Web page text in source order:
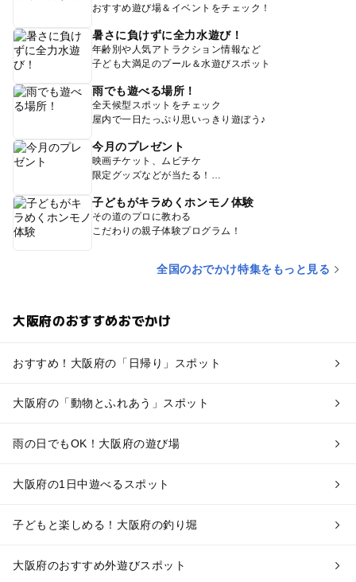
おすすめ遊び場＆イベントをチェック！
暑さに負けずに全力水遊び！
年齢別や人気アトラクション情報など
子ども大満足のプール＆水遊びスポット
雨でも遊べる場所！
全天候型スポットをチェック
屋内で一日たっぷり思いっきり遊ぼう♪
今月のプレゼント
映画チケット、ムビチケ
限定グッズなどが当たる！
子どもがキラめくホンモノ体験
その道のプロに教わる
こだわりの親子体験プログラム！
全国のおでかけ特集をもっと見る
大阪府のおすすめおでかけ
おすすめ！大阪府の「日帰り」スポット
大阪府の「動物とふれあう」スポット
雨の日でもOK！大阪府の遊び場
大阪府の1日中遊べるスポット
子どもと楽しめる！大阪府の釣り堀
大阪府のおすすめ外遊びスポット